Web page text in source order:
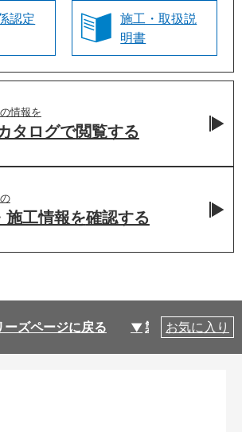
認定
施工・取扱説
明書
情報を
タログで閲覧する
施工情報を確認する
ーズページに戻る 製品仕様
お気に入り